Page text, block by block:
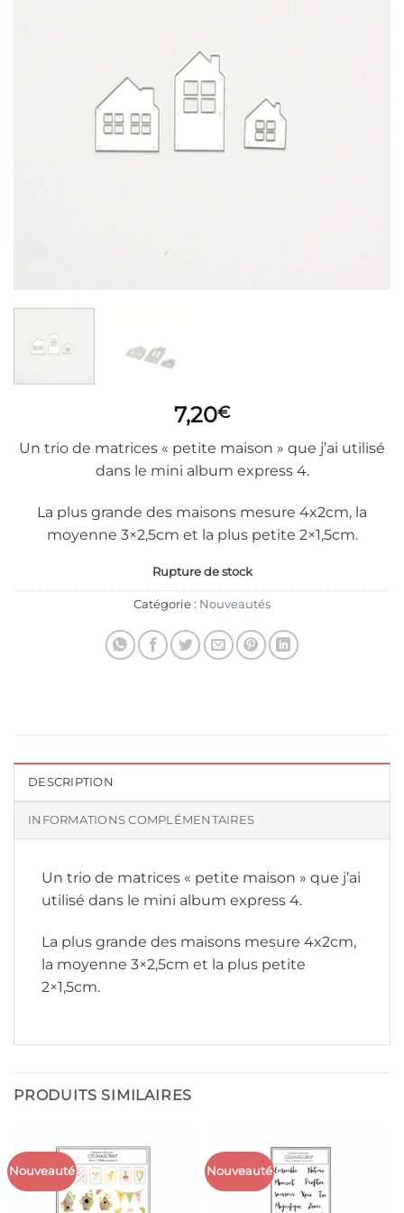
7,20€
Un trio de matrices « petite maison » que j’ai utilisé
dans le mini album express 4.
La plus grande des maisons mesure 4x2cm, la
moyenne 3×2,5cm et la plus petite 2×1,5cm.
Rupture de stock
Catégorie : Nouveautés
DESCRIPTION
INFORMATIONS COMPLÉMENTAIRES
Un trio de matrices « petite maison » que j’ai
utilisé dans le mini album express 4.
La plus grande des maisons mesure 4x2cm,
la moyenne 3×2,5cm et la plus petite
2×1,5cm.
PRODUITS SIMILAIRES
Nouveauté Nouveauté